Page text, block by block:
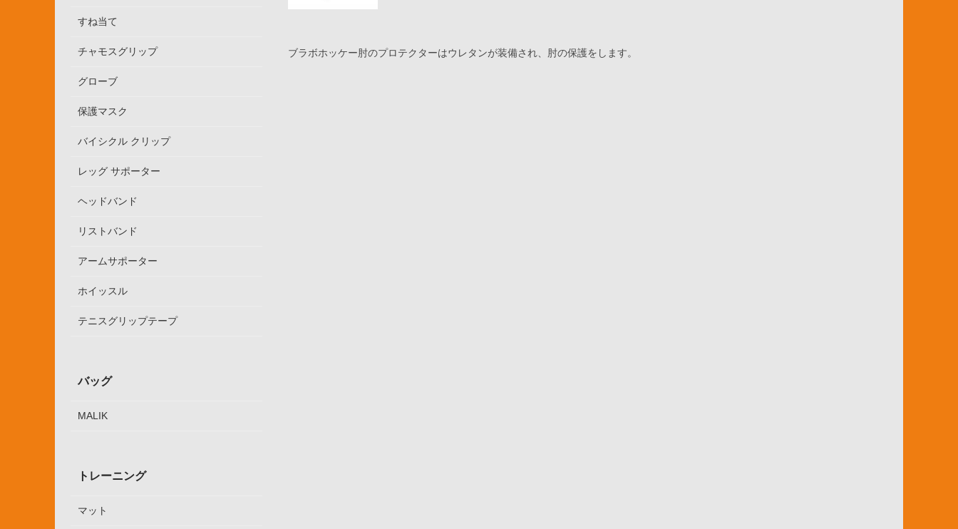
ブラボホッケー肘のプロテクターはウレタンが装備され、肘の保護をします。
すね当て
チャモスグリップ
グローブ
保護マスク
バイシクル クリップ
レッグ サポーター
ヘッドバンド
リストバンド
アームサポーター
ホイッスル
テニスグリップテープ
バッグ
MALIK
トレーニング
マット